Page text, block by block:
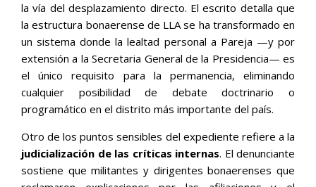
la vía del desplazamiento directo. El escrito detalla que
la estructura bonaerense de LLA se ha transformado en
un sistema donde la lealtad personal a Pareja —y por
extensión a la Secretaria General de la Presidencia— es
el único requisito para la permanencia, eliminando
cualquier posibilidad de debate doctrinario o
programático en el distrito más importante del país.
Otro de los puntos sensibles del expediente refiere a la
judicialización de las críticas internas. El denunciante
sostiene que militantes y dirigentes bonaerenses que